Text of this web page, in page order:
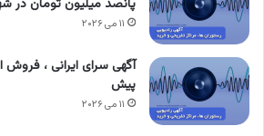
پانصد میلیون تومان در
۱۱ می ۲۰۲۶
آگهی سرای ایرانی ،
پیش
۱۱ می ۲۰۲۶